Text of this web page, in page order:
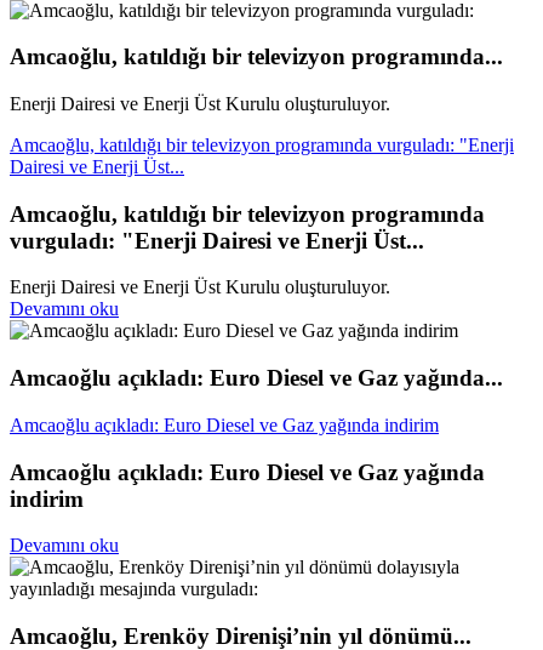
Amcaoğlu, katıldığı bir televizyon programında...
Enerji Dairesi ve Enerji Üst Kurulu oluşturuluyor.
Amcaoğlu, katıldığı bir televizyon programında vurguladı: "Enerji
Dairesi ve Enerji Üst...
Amcaoğlu, katıldığı bir televizyon programında
vurguladı: "Enerji Dairesi ve Enerji Üst...
Enerji Dairesi ve Enerji Üst Kurulu oluşturuluyor.
Devamını oku
Amcaoğlu açıkladı: Euro Diesel ve Gaz yağında...
Amcaoğlu açıkladı: Euro Diesel ve Gaz yağında indirim
Amcaoğlu açıkladı: Euro Diesel ve Gaz yağında
indirim
Devamını oku
Amcaoğlu, Erenköy Direnişi’nin yıl dönümü...